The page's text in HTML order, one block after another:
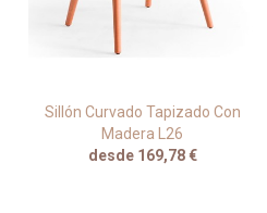
Sillón Curvado Tapizado Con
Madera L26
desde 169,78 €